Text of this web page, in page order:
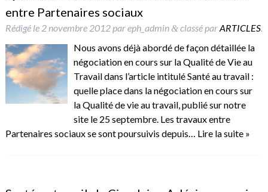
entre Partenaires sociaux
Rédigé le 2 novembre 2012pareph_admin &classé parARTICLES.
Nous avons déjà abordé de façon détaillée la
négociation en cours sur la Qualité de Vie au
Travail dans l’article intitulé Santé au travail :
quelle place dans la négociation en cours sur
la Qualité de vie au travail, publié sur notre
site le 25 septembre. Les travaux entre
Partenaires sociaux se sont poursuivis depuis… Lire la suite »